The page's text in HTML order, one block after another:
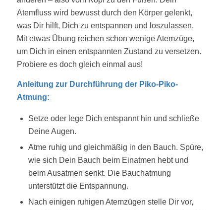
Atemfluss wird bewusst durch den Körper gelenkt,
was Dir hilft, Dich zu entspannen und loszulassen.
Mit etwas Übung reichen schon wenige Atemzüge,
um Dich in einen entspannten Zustand zu versetzen.
Probiere es doch gleich einmal aus!
Anleitung zur Durchführung der Piko-Piko-
Atmung:
Setze oder lege Dich entspannt hin und schließe
Deine Augen.
Atme ruhig und gleichmäßig in den Bauch. Spüre,
wie sich Dein Bauch beim Einatmen hebt und
beim Ausatmen senkt. Die Bauchatmung
unterstützt die Entspannung.
Nach einigen ruhigen Atemzügen stelle Dir vor,